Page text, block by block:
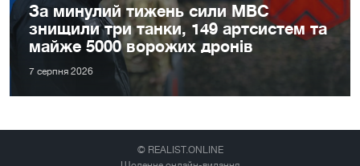
За минулий тижень сили МВС
знищили три танки, 149 артсистем та
майже 5000 ворожих дронів
7 серпня 2026
© REALIST.ONLINE